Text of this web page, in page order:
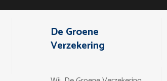
De Groene
Verzekering